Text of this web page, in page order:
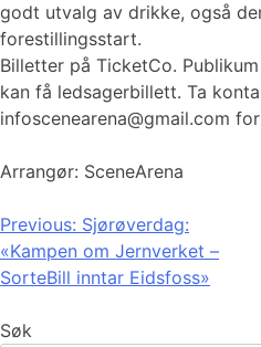
godt utvalg av drikke, også
forestillingsstart.
Billetter på TicketCo.
kan få ledsagerbillett. Ta
infoscenearena@gmail.com
Arrangør: SceneArena
Innleggsnavigasjon
Previous: Sjørøverdag:
«Kampen om Jernverket –
SorteBill inntar Eidsfoss»
Søk